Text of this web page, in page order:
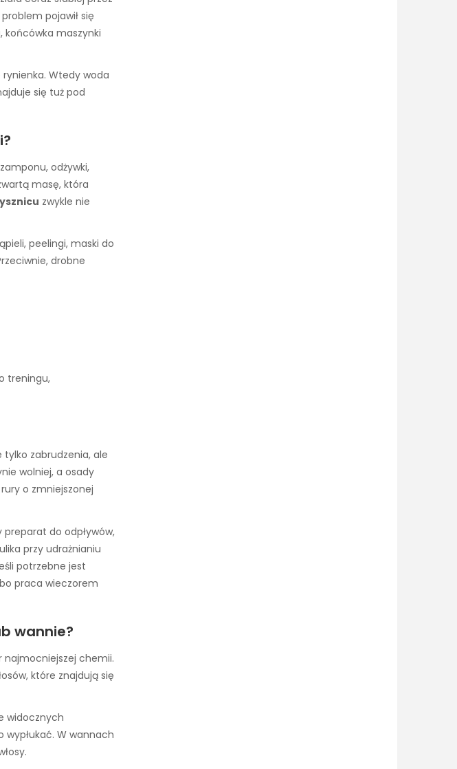
pojawił się
końcówka maszynki
rynienka. Wtedy woda
się tuż pod
odżywki,
masę, która
zwykle nie
peelingi, maski do
drobne
treningu,
zabrudzenia, ale
wolniej, a osady
o zmniejszonej
preparat do odpływów,
przy udrażnianiu
potrzebne jest
praca wieczorem
wannie?
najmocniejszej chemii.
które znajdują się
widocznych
wypłukać. W wannach